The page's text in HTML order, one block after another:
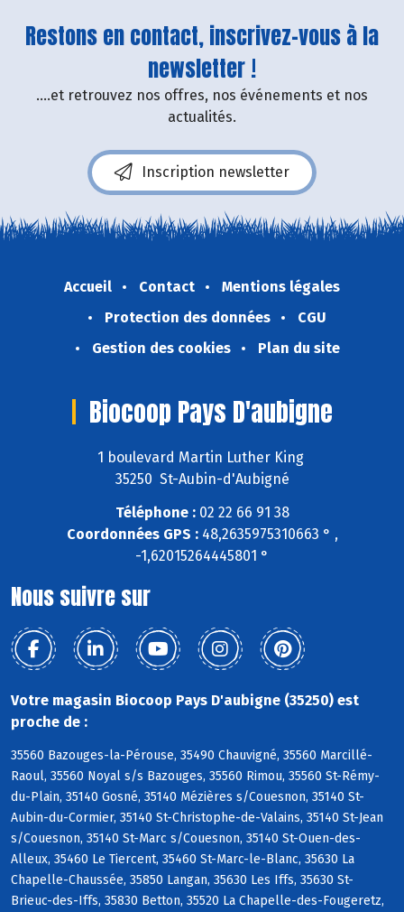
Restons en contact, inscrivez-vous à la
newsletter !
....et retrouvez nos offres, nos événements et nos
actualités.
Inscription newsletter
Accueil Contact
Mentions légales
Protection des données
CGU
Gestion des cookies
Plan du site
Biocoop Pays D'aubigne
1 boulevard Martin Luther King
35250 St-Aubin-d'Aubigné
Téléphone :02 22 66 91 38
Coordonnées GPS :48,2635975310663 ° ,
-1,62015264445801 °
Nous suivre sur
Votre magasin Biocoop Pays D'aubigne (35250) est
proche de :
35560 Bazouges-la-Pérouse, 35490 Chauvigné, 35560 Marcillé-
Raoul, 35560 Noyal s/s Bazouges, 35560 Rimou, 35560 St-Rémy-
du-Plain, 35140 Gosné, 35140 Mézières s/Couesnon, 35140 St-
Aubin-du-Cormier, 35140 St-Christophe-de-Valains, 35140 St-Jean
s/Couesnon, 35140 St-Marc s/Couesnon, 35140 St-Ouen-des-
Alleux, 35460 Le Tiercent, 35460 St-Marc-le-Blanc, 35630 La
Chapelle-Chaussée, 35850 Langan, 35630 Les Iffs, 35630 St-
Brieuc-des-Iffs, 35830 Betton, 35520 La Chapelle-des-Fougeretz,